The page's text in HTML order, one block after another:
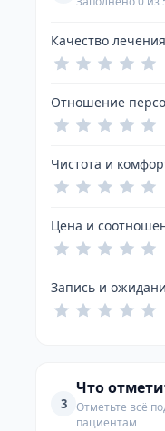
Качество лечения
Отношение
Чистота и
Цена и
Запись и
3
Что
Отметьте всё
пациентам